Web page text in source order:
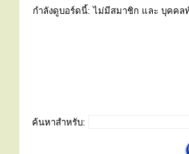
กำลังดูบอร์ดนี้: ไม่มีสมาชิก และ บุคคล
ค้นหาสำหรับ: